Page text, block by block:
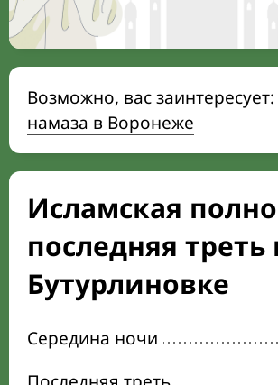
Возможно, вас заинтересует:
намаза в Воронеже
Исламская
последняя
Бутурлиновке
Середина ночи